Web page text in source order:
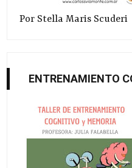
Por Stella Maris Scuderi
ENTRENAMIENTO